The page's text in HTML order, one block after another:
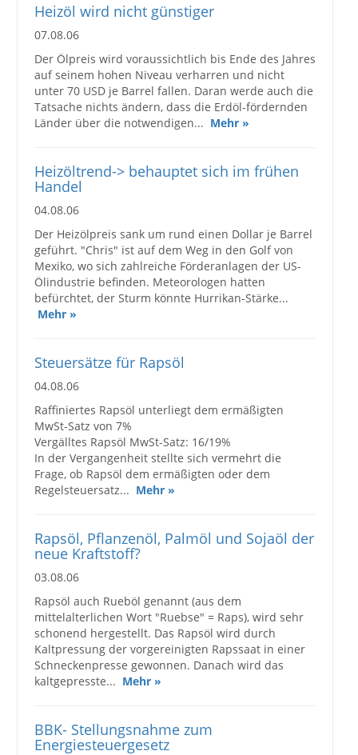
Heizöl wird nicht günstiger
07.08.06
Der Ölpreis wird voraussichtlich bis Ende des Jahres
auf seinem hohen Niveau verharren und nicht
unter 70 USD je Barrel fallen. Daran werde auch die
Tatsache nichts ändern, dass die Erdöl-fördernden
Länder über die notwendigen... Mehr »
Heizöltrend-> behauptet sich im frühen
Handel
04.08.06
Der Heizölpreis sank um rund einen Dollar je Barrel
geführt. "Chris" ist auf dem Weg in den Golf von
Mexiko, wo sich zahlreiche Förderanlagen der US-
Ölindustrie befinden. Meteorologen hatten
befürchtet, der Sturm könnte Hurrikan-Stärke...
Mehr »
Steuersätze für Rapsöl
04.08.06
Raffiniertes Rapsöl unterliegt dem ermäßigten
MwSt-Satz von 7%
Vergälltes Rapsöl MwSt-Satz: 16/19%
In der Vergangenheit stellte sich vermehrt die
Frage, ob Rapsöl dem ermäßigten oder dem
Regelsteuersatz... Mehr »
Rapsöl, Pflanzenöl, Palmöl und Sojaöl der
neue Kraftstoff?
03.08.06
Rapsöl auch Rueböl genannt (aus dem
mittelalterlichen Wort "Ruebse" = Raps), wird sehr
schonend hergestellt. Das Rapsöl wird durch
Kaltpressung der vorgereinigten Rapssaat in einer
Schneckenpresse gewonnen. Danach wird das
kaltgepresste... Mehr »
BBK- Stellungsnahme zum
Energiesteuergesetz